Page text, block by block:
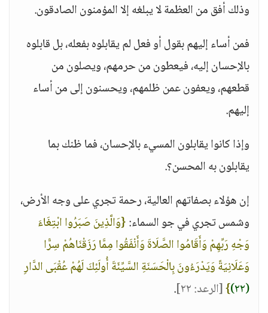
وذلك أفق من العظمة لا يبلغه إلا المؤمنون الصادقون.
فمن أساء إليهم بقول أو فعل لم يقابلوه بفعله، بل قابلوه
بالإحسان إليه، فيعطون من حرمهم، ويصلون من
قطعهم، ويعفون عمن ظلمهم، ويحسنون إلى من أساء
إليهم.
وإذا كانوا يقابلون المسيء بالإحسان، فما ظنك بما
يقابلون به المحسن؟.
إن هؤلاء بصفاتهم العالية، رحمة تجري على وجه الأرض،
وشمس تجري في جو السماء:{وَالَّذِينَ صَبَرُوا ابْتِغَاءَ
وَجْهِ رَبِّهِمْ وَأَقَامُوا الصَّلَاةَ وَأَنْفَقُوا مِمَّا رَزَقْنَاهُمْ سِرًّا
وَعَلَانِيَةً وَيَدْرَءُونَ بِالْحَسَنَةِ السَّيِّئَةَ أُولَئِكَ لَهُمْ عُقْبَى الدَّارِ
(٢٢)
}[الرعد: ٢٢] .